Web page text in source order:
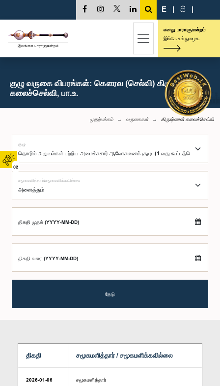
02
E | සි |
எனது பாராளுமன்றம்
இங்கே உள்நுழைக
குழு வருகை விபரங்கள்: கௌரவ (செல்வி) கிருஷ்ணன்
கலைச்செல்வி, பா.உ.
முதற்பக்கம் வருகைகள் கிருஷ்ணன் கலைச்செல்வி
குழு
சமூகமளித்தார்/சமூகமளிக்கவில்லை
திகதி முதல் (YYYY-MM-DD)
திகதி வரை (YYYY-MM-DD)
தேடு
திகதி சமூகமளித்தார் / சமூகமளிக்கவில்லை
2026-01-06 சமூகமளித்தார்